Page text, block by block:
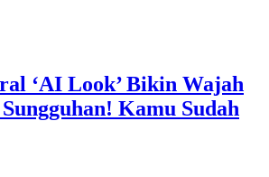
‘AI Look’ Bikin Wajah
Kamu Sudah